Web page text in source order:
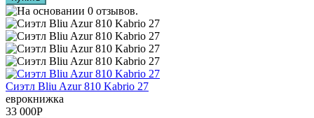
Сиэтл Bliu Azur 810 Kabrio 27
еврокнижка
33 000Р